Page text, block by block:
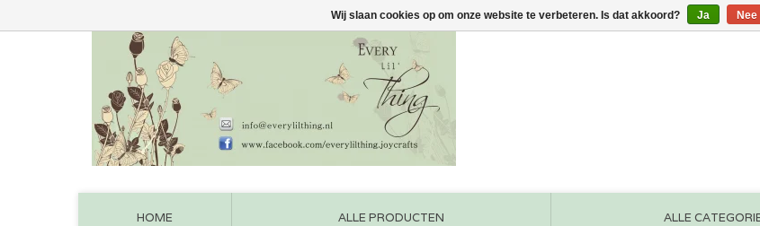
HOME ALLE PRODUCTEN ALLE
Wij slaan cookies op om onze website te verbeteren. Is dat akkoord? Ja Nee